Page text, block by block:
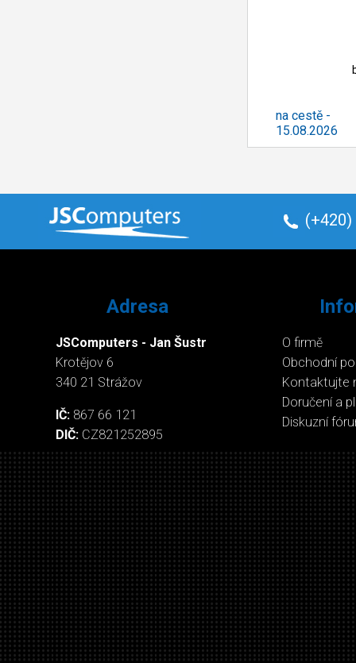
na cestě -
15.08.2026
(+420)
Adresa
JSComputers - Jan Šustr
Krotějov 6
340 21 Strážov
IČ: 867 66 121
DIČ: CZ821252895
O firmě
Obchodní
Kontaktujte
Doručení a
Diskuzní